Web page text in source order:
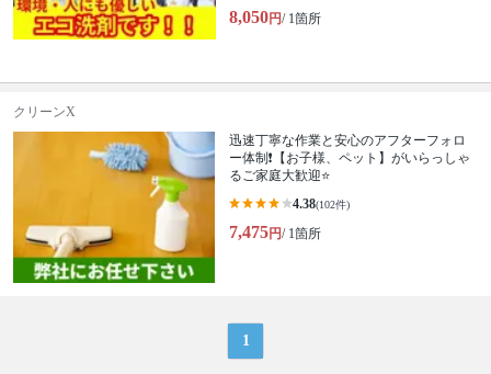
8,050円/ 1箇所
クリーンX
迅速丁寧な作業と安心のアフターフォロ
ー体制❗️【お子様、ペット】がいらっしゃ
るご家庭大歓迎⭐️
4.38(102件)
7,475円/ 1箇所
1